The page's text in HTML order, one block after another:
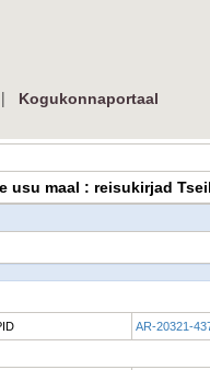
|
Kogukonnaportaal
usu maal : reisukirjad
AR-20321-